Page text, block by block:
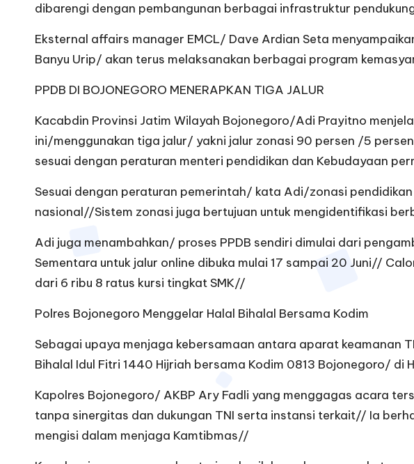
dibarengi dengan pembangunan berbagai infrastruktur
Eksternal affairs manager EMCL/ Dave Ardian Seta
Banyu Urip/ akan terus melaksanakan berbagai program
PPDB DI BOJONEGORO MENERAPKAN TIGA JALUR
Kacabdin Provinsi Jatim Wilayah Bojonegoro/Adi Prayitno
ini/menggunakan tiga jalur/ yakni jalur zonasi 90 persen /5
sesuai dengan peraturan menteri pendidikan dan Kebudayaan
Sesuai dengan peraturan pemerintah/ kata Adi/zonasi
nasional//Sistem zonasi juga bertujuan untuk mengidentifikasi
Adi juga menambahkan/ proses PPDB sendiri dimulai dari
Sementara untuk jalur online dibuka mulai 17 sampai 20 Juni//
dari 6 ribu 8 ratus kursi tingkat SMK//
Polres Bojonegoro Menggelar Halal Bihalal Bersama Kodim
Sebagai upaya menjaga kebersamaan antara aparat keamanan
Bihalal Idul Fitri 1440 Hijriah bersama Kodim 0813 Bojonegoro/
Kapolres Bojonegoro/ AKBP Ary Fadli yang menggagas acara
tanpa sinergitas dan dukungan TNI serta instansi terkait// Ia
mengisi dalam menjaga Kamtibmas//